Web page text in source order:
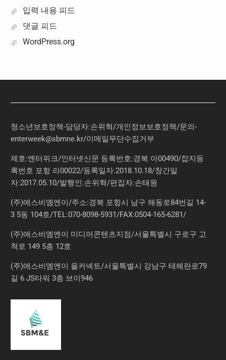
입력 내용 피드
댓글 피드
WordPress.org
청소년보호정책-담당자:손위혁/개인정보보호정책/문의-
enterweek@sbmne.kr/이메일무단수집거부
제호:엔터위크/인터넷신문 등록번호:경북 아00490/잡지등
록번호 포항 라00022/등록일자:2018.10.18/창간일
자:2017.05.10/발행인:손위혁/편집자:손태원
(주)에스비엠엔이/주소:경북 포항시 남구 해동로84번길 14-
3 5동 104호/TEL:070-8098-5931/FAX:0504-165-6281/
(주)에스비엠엔이 미디어콘텐츠지점/서울특별시 구로구 고
척로 149 5층 12호
(주)에스비엠엔이 올커넥트/서울특별시 강남구 테헤란로79
길 6 JS타워 3층 브이946